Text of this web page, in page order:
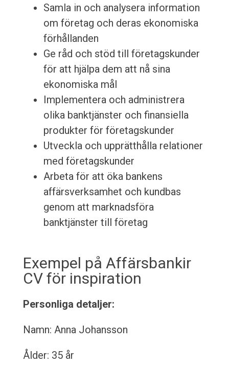
Samla in och analysera information
om företag och deras ekonomiska
förhållanden
Ge råd och stöd till företagskunder
för att hjälpa dem att nå sina
ekonomiska mål
Implementera och administrera
olika banktjänster och finansiella
produkter för företagskunder
Utveckla och upprätthålla relationer
med företagskunder
Arbeta för att öka bankens
affärsverksamhet och kundbas
genom att marknadsföra
banktjänster till företag
Exempel på Affärsbankir
CV för inspiration
Personliga detaljer:
Namn: Anna Johansson
Ålder: 35 år